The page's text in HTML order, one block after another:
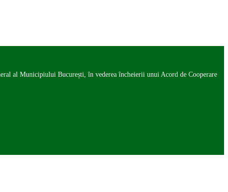
al Municipiului București, în vederea încheierii unui Acord de Cooperare